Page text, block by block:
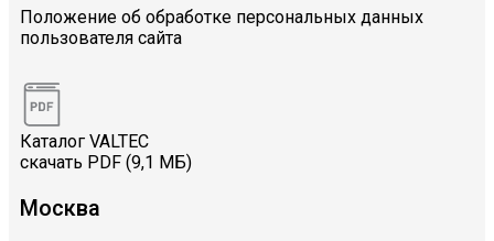
Положение об обработке персональных данных
пользователя сайта
Каталог VALTEC
скачать PDF (9,1 МБ)
Москва